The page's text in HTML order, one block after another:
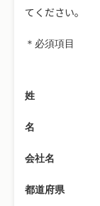
てください。